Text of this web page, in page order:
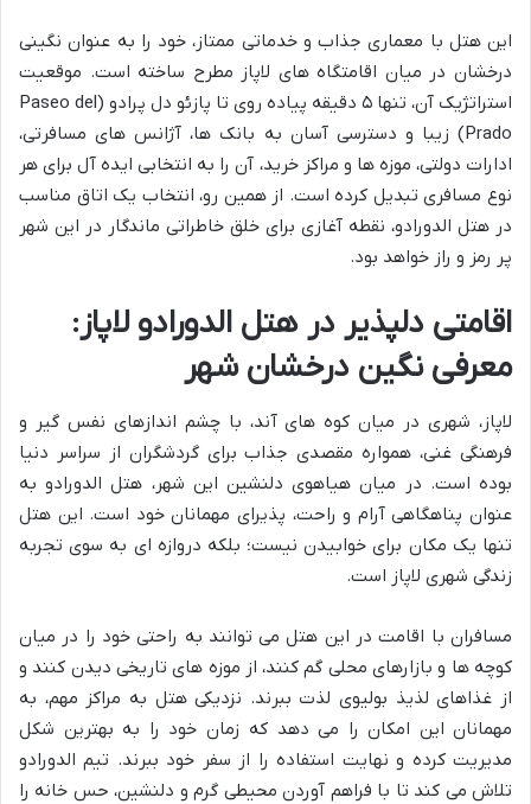
این هتل با معماری جذاب و خدماتی ممتاز، خود را به عنوان نگینی
درخشان در میان اقامتگاه های لاپاز مطرح ساخته است. موقعیت
استراتژیک آن، تنها ۵ دقیقه پیاده روی تا پازئو دل پرادو (Paseo del
Prado) زیبا و دسترسی آسان به بانک ها، آژانس های مسافرتی،
ادارات دولتی، موزه ها و مراکز خرید، آن را به انتخابی ایده آل برای هر
نوع مسافری تبدیل کرده است. از همین رو، انتخاب یک اتاق مناسب
در هتل الدورادو، نقطه آغازی برای خلق خاطراتی ماندگار در این شهر
پر رمز و راز خواهد بود.
اقامتی دلپذیر در هتل الدورادو لاپاز:
معرفی نگین درخشان شهر
لاپاز، شهری در میان کوه های آند، با چشم اندازهای نفس گیر و
فرهنگی غنی، همواره مقصدی جذاب برای گردشگران از سراسر دنیا
بوده است. در میان هیاهوی دلنشین این شهر، هتل الدورادو به
عنوان پناهگاهی آرام و راحت، پذیرای مهمانان خود است. این هتل
تنها یک مکان برای خوابیدن نیست؛ بلکه دروازه ای به سوی تجربه
زندگی شهری لاپاز است.
مسافران با اقامت در این هتل می توانند به راحتی خود را در میان
کوچه ها و بازارهای محلی گم کنند، از موزه های تاریخی دیدن کنند و
از غذاهای لذیذ بولیوی لذت ببرند. نزدیکی هتل به مراکز مهم، به
مهمانان این امکان را می دهد که زمان خود را به بهترین شکل
مدیریت کرده و نهایت استفاده را از سفر خود ببرند. تیم الدورادو
تلاش می کند تا با فراهم آوردن محیطی گرم و دلنشین، حس خانه را